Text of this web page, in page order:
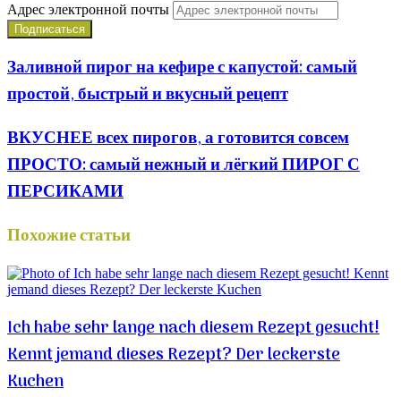
Адрес электронной почты
Заливной пирог на кефире с капустой: самый
простой, быстрый и вкусный рецепт
ВКУСНЕЕ всех пирогов, а готовится совсем
ПРОСТО: самый нежный и лёгкий ПИРОГ С
ПЕРСИКАМИ
Похожие статьи
Ich habe sehr lange nach diesem Rezept gesucht!
Kennt jemand dieses Rezept? Der leckerste
Kuchen